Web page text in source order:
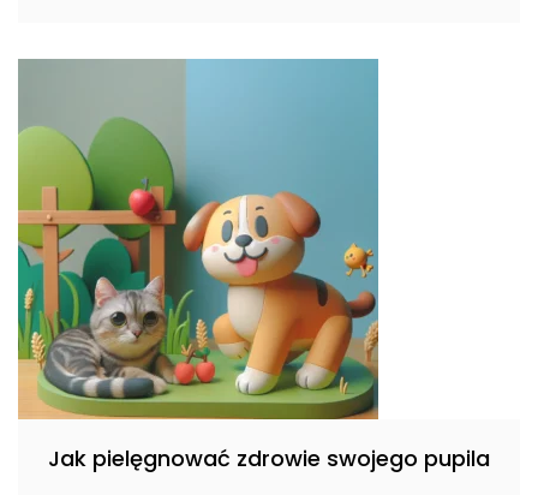
Jak pielęgnować zdrowie swojego pupila